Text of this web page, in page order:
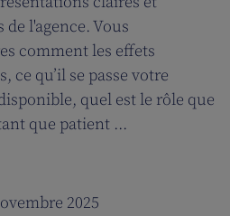
l'agence. Vous
comment les effets
ce qu’il se passe votre
quel est le rôle que
que patient ...
2025